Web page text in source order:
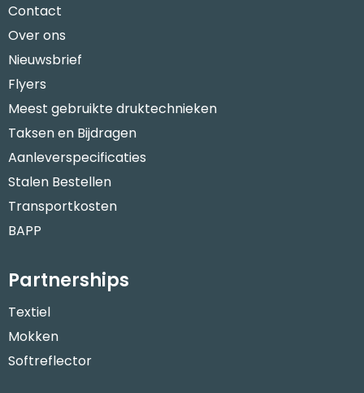
Contact
Over ons
Nieuwsbrief
Flyers
Meest gebruikte druktechnieken
Taksen en Bijdragen
Aanleverspecificaties
Stalen Bestellen
Transportkosten
BAPP
Partnerships
Textiel
Mokken
Softreflector